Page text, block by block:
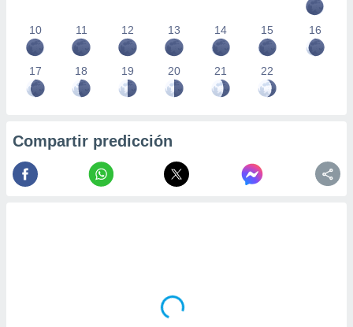
10 11 12 13 14 15 16
17 18 19 20 21 22
Compartir predicción